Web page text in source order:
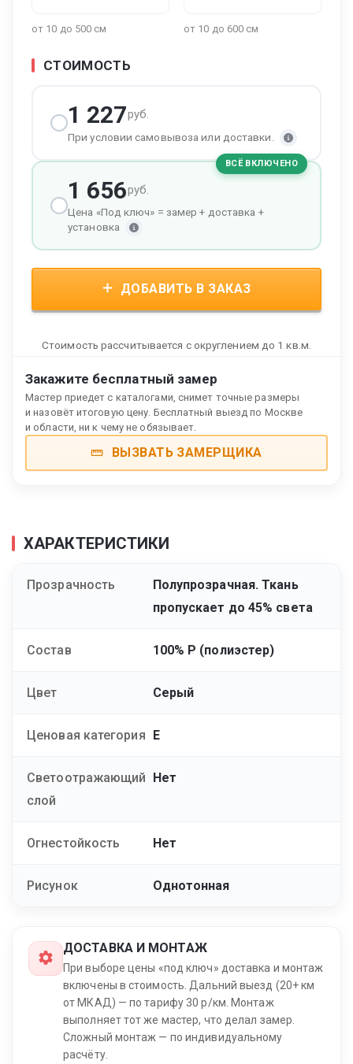
от 10 до 500 см от 10 до 600 см
СТОИМОСТЬ
1 227руб.
При условии самовывоза или доставки.
ВСЁ ВКЛЮЧЕНО
1 656руб.
Цена «Под ключ» = замер + доставка +
установка
ДОБАВИТЬ В ЗАКАЗ
Стоимость рассчитывается с округлением до 1 кв.м.
Закажите бесплатный замер
Мастер приедет с каталогами, снимет точные размеры
и назовёт итоговую цену. Бесплатный выезд по Москве
и области, ни к чему не обязывает.
ВЫЗВАТЬ ЗАМЕРЩИКА
ХАРАКТЕРИСТИКИ
Прозрачность
Полупрозрачная. Ткань
пропускает до 45% света
Состав 100% Р (полиэстер)
Цвет Серый
Ценовая категория E
Светоотражающий
слой
Нет
Огнестойкость Нет
Рисунок Однотонная
ДОСТАВКА И МОНТАЖ
При выборе цены «под ключ» доставка и монтаж
включены в стоимость. Дальний выезд (20+ км
от МКАД) — по тарифу 30 р/км. Монтаж
выполняет тот же мастер, что делал замер.
Сложный монтаж — по индивидуальному
расчёту.